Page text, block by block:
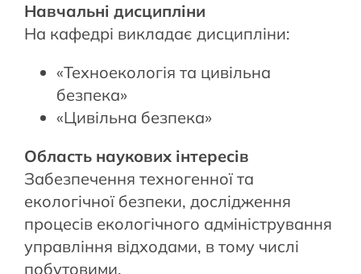
Навчальні дисципліни
На кафедрі викладає дисципліни:
«Техноекологія та цивільна
безпека»
«Цивільна безпека»
Область наукових інтересів
Забезпечення техногенної та
екологічної безпеки, дослідження
процесів екологічного адміністрування
управління відходами, в тому числі
побутовими.